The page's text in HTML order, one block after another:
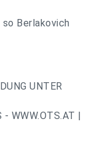
so Berlakovich
UNTER
- WWW.OTS.AT |